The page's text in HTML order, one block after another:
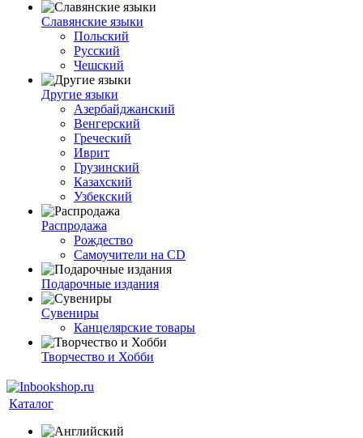
Славянские языки
Польский
Русский
Чешский
Другие языки
Азербайджанский
Венгерский
Греческий
Иврит
Грузинский
Казахский
Узбекский
Распродажа
Рождество
Самоучители на CD
Подарочные издания
Сувениры
Канцелярские товары
Творчество и Хобби
Каталог